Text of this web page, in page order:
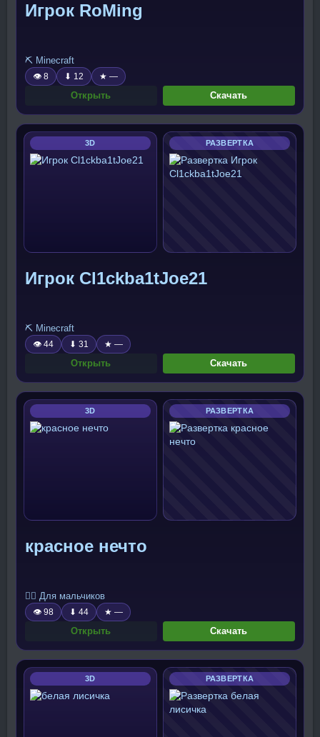
Игрок RoMing
⛏️ Minecraft
👁 8 ⬇ 12 ★ —
Открыть Скачать
3D РАЗВЕРТКА
Игрок Cl1ckba1tJoe21
⛏️ Minecraft
👁 44 ⬇ 31 ★ —
Открыть Скачать
3D РАЗВЕРТКА
красное нечто
🧍‍♂️ Для мальчиков
👁 98 ⬇ 44 ★ —
Открыть Скачать
3D РАЗВЕРТКА